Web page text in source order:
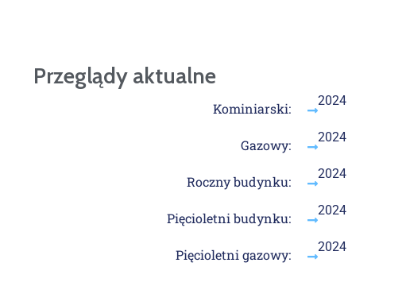
Przeglądy aktualne
Kominiarski: 2024
Gazowy: 2024
Roczny budynku: 2024
Pięcioletni budynku: 2024
Pięcioletni gazowy: 2024